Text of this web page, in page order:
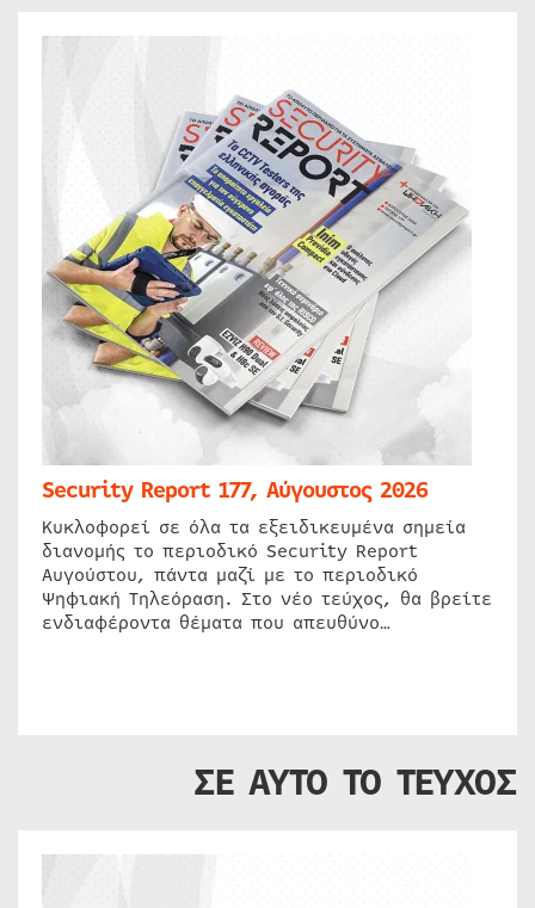
Security Report 177, Αύγουστος 2026
Κυκλοφορεί σε όλα τα εξειδικευμένα σημεία
διανομής το περιοδικό Security Report
Αυγούστου, πάντα μαζί με το περιοδικό
Ψηφιακή Τηλεόραση. Στο νέο τεύχος, θα βρείτε
ενδιαφέροντα θέματα που απευθύνο…
ΣΕ ΑΥΤΟ ΤΟ ΤΕΥΧΟΣ